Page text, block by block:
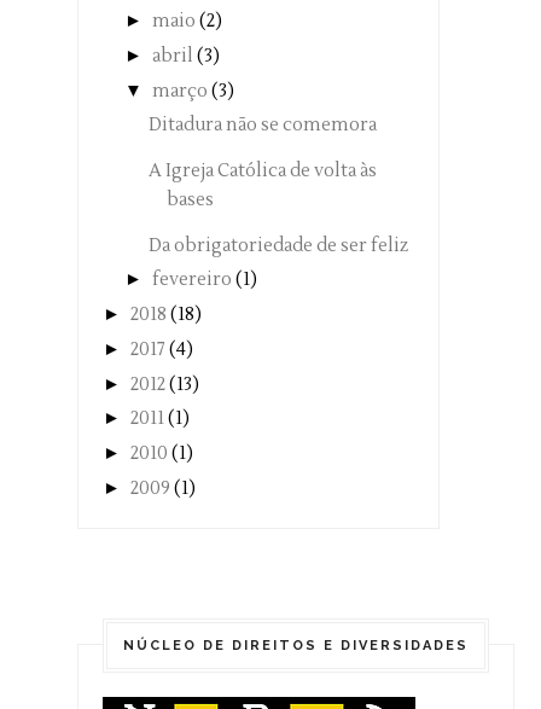
► maio (2)
► abril (3)
▼ março (3)
Ditadura não se comemora
A Igreja Católica de volta às
bases
Da obrigatoriedade de ser feliz
► fevereiro (1)
► 2018 (18)
► 2017 (4)
► 2012(13)
► 2011(1)
► 2010 (1)
► 2009 (1)
NÚCLEO DE DIREITOS E DIVERSIDADES